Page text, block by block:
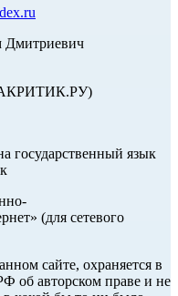
Дмитриевич
государственный язык
(для сетевого
сайте, охраняется в
об авторском праве и не